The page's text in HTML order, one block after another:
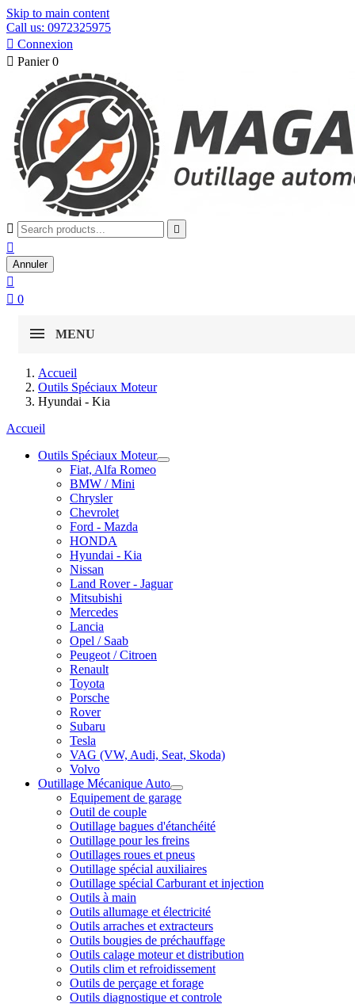
Skip to main content
Call us: 0972325975
 Connexion
 Panier 0
 

Annuler

 0
MENU
Accueil
Outils Spéciaux Moteur
Hyundai - Kia
Accueil
Outils Spéciaux Moteur
Fiat, Alfa Romeo
BMW / Mini
Chrysler
Chevrolet
Ford - Mazda
HONDA
Hyundai - Kia
Nissan
Land Rover - Jaguar
Mitsubishi
Mercedes
Lancia
Opel / Saab
Peugeot / Citroen
Renault
Toyota
Porsche
Rover
Subaru
Tesla
VAG (VW, Audi, Seat, Skoda)
Volvo
Outillage Mécanique Auto
Equipement de garage
Outil de couple
Outillage bagues d'étanchéité
Outillage pour les freins
Outillages roues et pneus
Outillage spécial auxiliaires
Outillage spécial Carburant et injection
Outils à main
Outils allumage et électricité
Outils arraches et extracteurs
Outils bougies de préchauffage
Outils calage moteur et distribution
Outils clim et refroidissement
Outils de perçage et forage
Outils diagnostique et controle